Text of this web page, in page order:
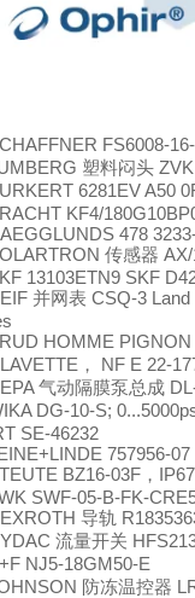
FS6008-
塑料闷头
6281EV A50
KF4/
478
传感器
13103ETN9 SKF
并网表 CSQ-3 Land
HOMME
，
NF E 22-
气动隔膜泵总成
DG-10-S;
SE-46232
757956-07
BZ16-03F ， IP67
SWF-05-B-FK-
导轨
流量开关
NJ5-18GM50-E
防冻温控器